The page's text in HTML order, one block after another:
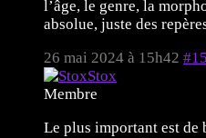
l’âge, le genre, la
absolue, juste des
26 mai 2024 à 15h42
Stox
Membre
Le plus important est de